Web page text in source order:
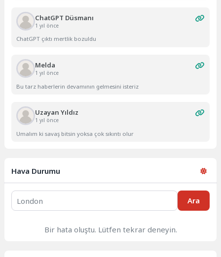
ChatGPT Düsmanı
1 yıl önce
ChatGPT çıktı mertlik bozuldu
Melda
1 yıl önce
Bu tarz haberlerin devamının gelmesini isteriz
Uzayan Yıldız
1 yıl önce
Umalım ki savaş bitsin yoksa çok sıkıntı olur
Hava Durumu
Ara
Bir hata oluştu. Lütfen tekrar deneyin.